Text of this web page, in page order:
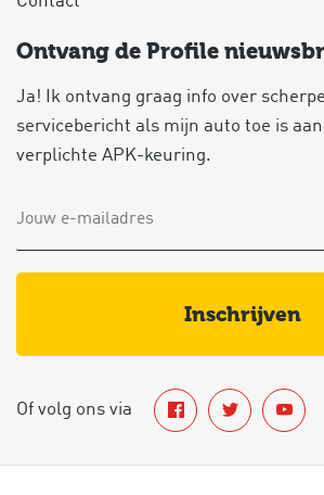
Ontvang de Profile
Ja! Ik ontvang graag info over
servicebericht als mijn auto toe is
verplichte APK-keuring.
inschrijven
Of volg ons via